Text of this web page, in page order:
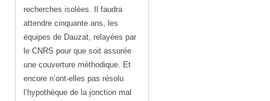
recherches isolées. Il faudra
attendre cinquante ans, les
équipes de Dauzat, relayées par
le CNRS pour que soit assurée
une couverture méthodique. Et
encore n’ont-elles pas résolu
l’hypothèque de la jonction mal